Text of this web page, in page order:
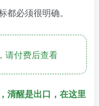
必须很明确。
付费后查看
清醒是出口，在这里